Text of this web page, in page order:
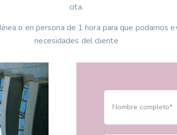
cita.
o en persona de 1 hora para que podamos
necesidades del cliente